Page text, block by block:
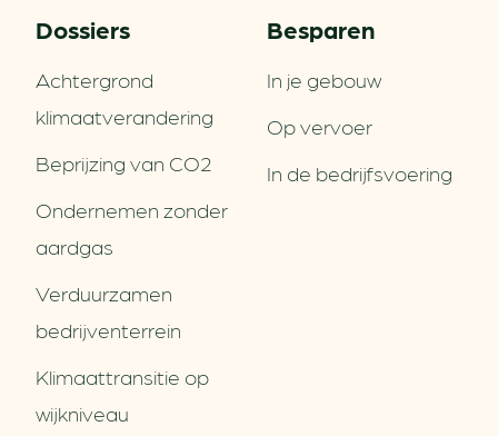
Dossiers
Achtergrond
klimaatverandering
Beprijzing van CO2
Ondernemen zonder
aardgas
Verduurzamen
bedrijventerrein
Klimaattransitie op
wijkniveau
Besparen
In je gebouw
Op vervoer
In de bedrijfsvoering